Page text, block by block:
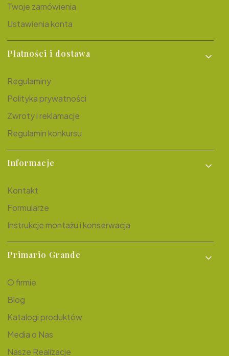
Twoje zamówienia
Ustawienia konta
Płatności i dostawa
Regulaminy
Polityka prywatności
Zwroty i reklamacje
Regulamin konkursu
Informacje
Kontakt
Formularze
Instrukcje montażu i konserwacja
Primario Grande
O firmie
Blog
Katalogi produktów
Media o Nas
Nasze Realizacje